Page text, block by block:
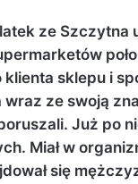
ze Szczytna
sklepu i
ze swoją
Już po
Miał w
się